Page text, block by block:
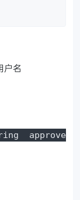
户名
approve